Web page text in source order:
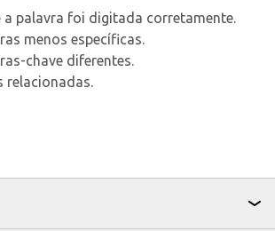
a palavra foi digitada corretamente.
menos específicas.
chave diferentes.
relacionadas.